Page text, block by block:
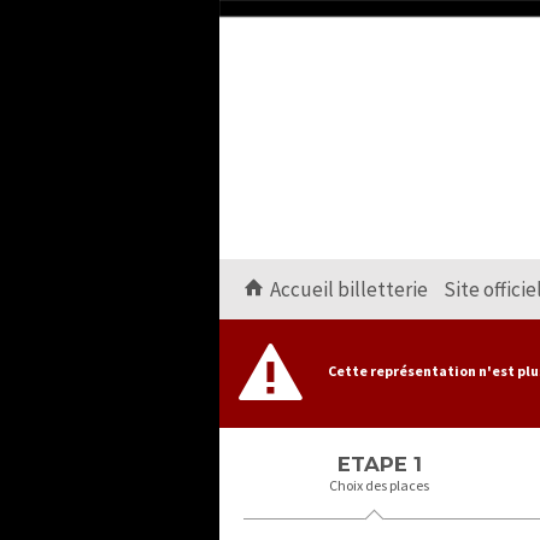
Accueil billetterie Site officiel
Cette représentation n'est
ETAPE 1
Choix des places